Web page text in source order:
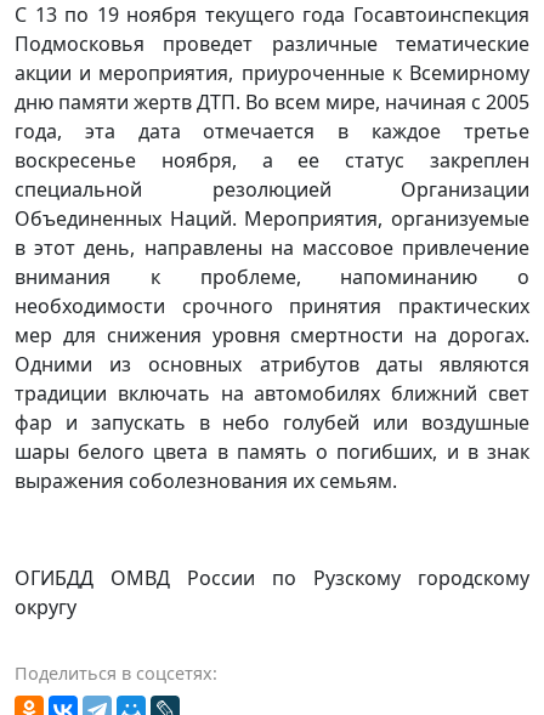
С 13 по 19 ноября текущего года Госавтоинспекция
Подмосковья проведет различные тематические
акции и мероприятия, приуроченные к Всемирному
дню памяти жертв ДТП. Во всем мире, начиная с 2005
года, эта дата отмечается в каждое третье
воскресенье ноября, а ее статус закреплен
специальной резолюцией Организации
Объединенных Наций. Мероприятия, организуемые
в этот день, направлены на массовое привлечение
внимания к проблеме, напоминанию о
необходимости срочного принятия практических
мер для снижения уровня смертности на дорогах.
Одними из основных атрибутов даты являются
традиции включать на автомобилях ближний свет
фар и запускать в небо голубей или воздушные
шары белого цвета в память о погибших, и в знак
выражения соболезнования их семьям.
ОГИБДД ОМВД России по Рузскому городскому
округу
Поделиться в соцсетях: